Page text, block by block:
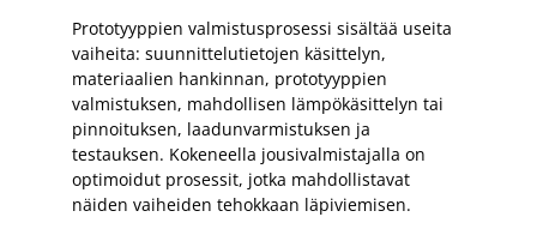
Prototyyppien valmistusprosessi sisältää useita
vaiheita: suunnittelutietojen käsittelyn,
materiaalien hankinnan, prototyyppien
valmistuksen, mahdollisen lämpökäsittelyn tai
pinnoituksen, laadunvarmistuksen ja
testauksen. Kokeneella jousivalmistajalla on
optimoidut prosessit, jotka mahdollistavat
näiden vaiheiden tehokkaan läpiviemisen.